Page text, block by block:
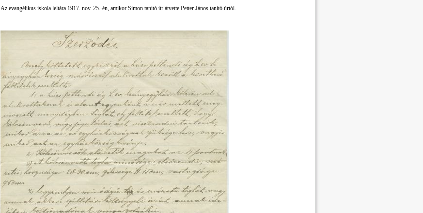
Az evangélikus iskola leltára 1917. nov. 25.-én, amikor Simon tanító úr átvette Petter János tanító úrtól.